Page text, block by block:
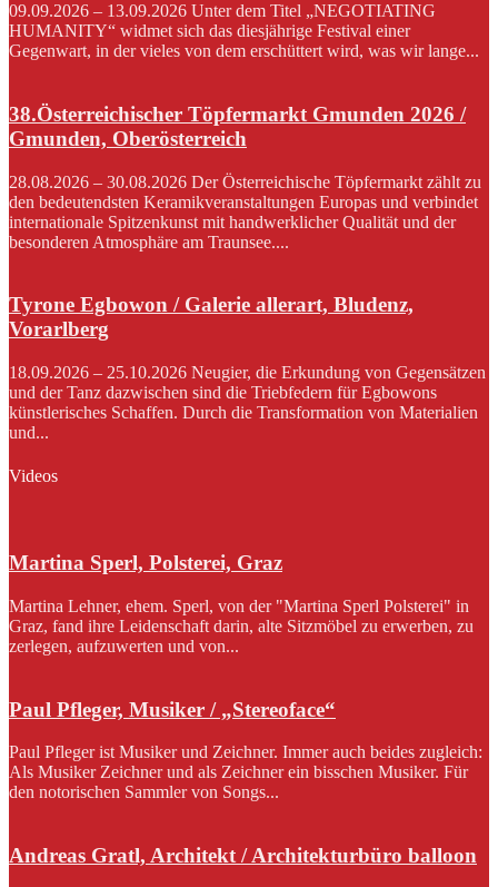
09.09.2026 – 13.09.2026 Unter dem Titel „NEGOTIATING
HUMANITY“ widmet sich das diesjährige Festival einer
Gegenwart, in der vieles von dem erschüttert wird, was wir lange...
38.Österreichischer Töpfermarkt Gmunden 2026 /
Gmunden, Oberösterreich
28.08.2026 – 30.08.2026 Der Österreichische Töpfermarkt zählt zu
den bedeutendsten Keramikveranstaltungen Europas und verbindet
internationale Spitzenkunst mit handwerklicher Qualität und der
besonderen Atmosphäre am Traunsee....
Tyrone Egbowon / Galerie allerart, Bludenz,
Vorarlberg
18.09.2026 – 25.10.2026 Neugier, die Erkundung von Gegensätzen
und der Tanz dazwischen sind die Triebfedern für Egbowons
künstlerisches Schaffen. Durch die Transformation von Materialien
und...
Videos
Martina Sperl, Polsterei, Graz
Martina Lehner, ehem. Sperl, von der "Martina Sperl Polsterei" in
Graz, fand ihre Leidenschaft darin, alte Sitzmöbel zu erwerben, zu
zerlegen, aufzuwerten und von...
Paul Pfleger, Musiker / „Stereoface“
Paul Pfleger ist Musiker und Zeichner. Immer auch beides zugleich:
Als Musiker Zeichner und als Zeichner ein bisschen Musiker. Für
den notorischen Sammler von Songs...
Andreas Gratl, Architekt / Architekturbüro balloon